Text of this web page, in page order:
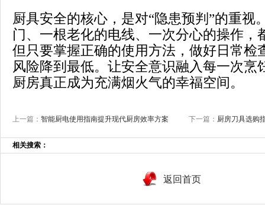
厨具安全的核心，是对“隐患预判”的重视
门、一根老化的电线、一次分心的操作，
但只要掌握正确的使用方法，做好日常检
风险降到最低。让安全意识融入每一次烹
厨房真正成为充满烟火气的幸福空间。
上一篇： 智能厨电使用指南提升现代厨房效率方案 下一篇： 厨房刀具选购
相关搜索：
返回首页